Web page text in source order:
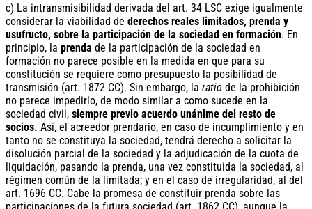
c) La intransmisibilidad derivada del art. 34 LSC exige igualmente
considerar la viabilidad de derechos reales limitados, prenda y
usufructo, sobre la participación de la sociedad en formación. En
principio, la prenda de la participación de la sociedad en
formación no parece posible en la medida en que para su
constitución se requiere como presupuesto la posibilidad de
transmisión (art. 1872 CC). Sin embargo, la ratio de la prohibición
no parece impedirlo, de modo similar a como sucede en la
sociedad civil, siempre previo acuerdo unánime del resto de
socios. Así, el acreedor prendario, en caso de incumplimiento y en
tanto no se constituya la sociedad, tendrá derecho a solicitar la
disolución parcial de la sociedad y la adjudicación de la cuota de
liquidación, pasando la prenda, una vez constituida la sociedad, al
régimen común de la limitada; y en el caso de irregularidad, al del
art. 1696 CC. Cabe la promesa de constituir prenda sobre las
participaciones de la futura sociedad (art. 1862 CC), aunque la